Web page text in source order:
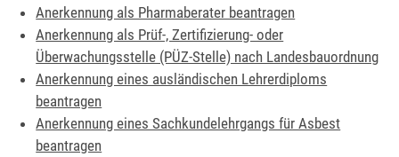
Anerkennung als Pharmaberater beantragen
Anerkennung als Prüf-, Zertifizierung- oder
Überwachungsstelle (PÜZ-Stelle) nach Landesbauordnung
Anerkennung eines ausländischen Lehrerdiploms
beantragen
Anerkennung eines Sachkundelehrgangs für Asbest
beantragen